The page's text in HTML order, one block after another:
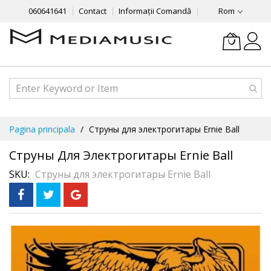
060641641 Contact Informații Comandă Rom
Continut
Pagina principala Струны для электрогитары Ernie Ball
Струны Для Электрогитары Ernie Ball
SKU Струны для электрогитары Ernie Ball